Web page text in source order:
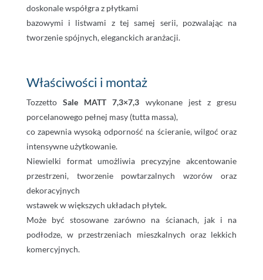
doskonale współgra z płytkami
bazowymi i listwami z tej samej serii, pozwalając na
tworzenie spójnych, eleganckich aranżacji.
Właściwości i montaż
Tozzetto Sale MATT 7,3×7,3 wykonane jest z gresu
porcelanowego pełnej masy (tutta massa),
co zapewnia wysoką odporność na ścieranie, wilgoć oraz
intensywne użytkowanie.
Niewielki format umożliwia precyzyjne akcentowanie
przestrzeni, tworzenie powtarzalnych wzorów oraz
dekoracyjnych
wstawek w większych układach płytek.
Może być stosowane zarówno na ścianach, jak i na
podłodze, w przestrzeniach mieszkalnych oraz lekkich
komercyjnych.